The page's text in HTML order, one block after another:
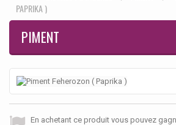
PAPRIKA )
PIMENT
En achetant ce produit vous pouvez